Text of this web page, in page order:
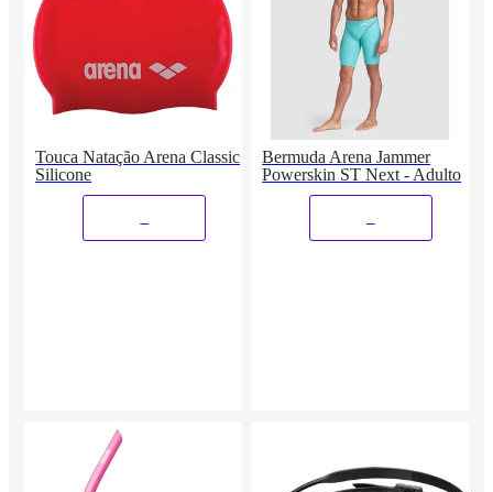
Touca Natação Arena Classic
Silicone
Bermuda Arena Jammer
Powerskin ST Next - Adulto